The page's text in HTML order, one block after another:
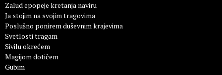
Zalud epopeje kretanja naviru
Ja stojim na svojim tragovima
Poslušno ponirem duševnim krajevima
Svetlosti tragam
Sivilu okrećem
Magijom dotičem
Gubim